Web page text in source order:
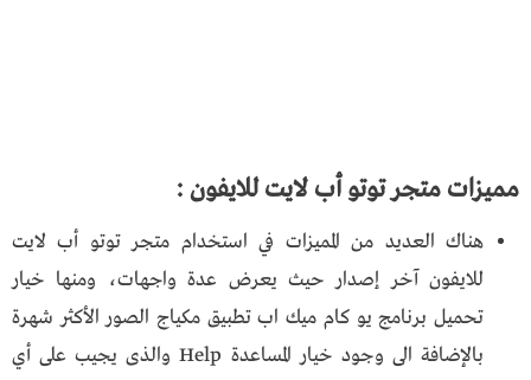
مميزات متجر توتو أب لايت للايفون :
هناك العديد من المميزات في استخدام متجر توتو أب لايت
للايفون آخر إصدار حيث يعرض عدة واجهات، ومنها خيار
تحميل برنامج يو كام ميك اب تطبيق مكياج الصور الأكثر شهرة
بالإضافة الى وجود خيار المساعدة Help والذى يجيب على أي